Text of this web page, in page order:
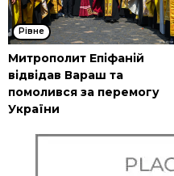
Рівне
Митрополит Епіфаній
відвідав Вараш та
помолився за перемогу
України